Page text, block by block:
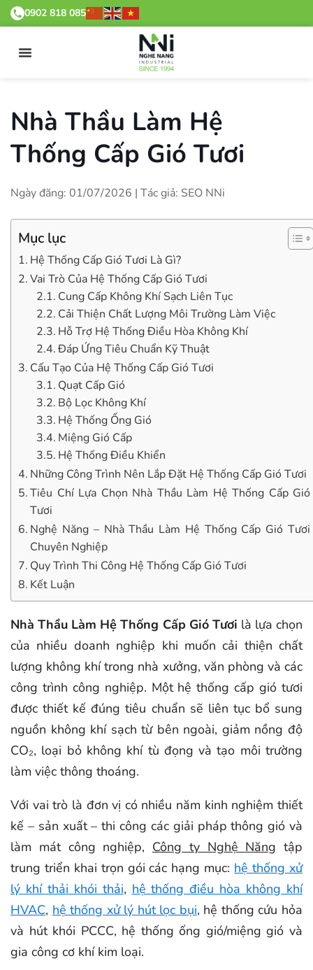
0902 818 085
Nhà Thầu Làm Hệ
Thống Cấp Gió Tươi
Ngày đăng: 01/07/2026 | Tác giả: SEO NNi
Mục lục
Hệ Thống Cấp Gió Tươi Là Gì?
Vai Trò Của Hệ Thống Cấp Gió Tươi
Cung Cấp Không Khí Sạch Liên Tục
Cải Thiện Chất Lượng Môi Trường Làm Việc
Hỗ Trợ Hệ Thống Điều Hòa Không Khí
Đáp Ứng Tiêu Chuẩn Kỹ Thuật
Cấu Tạo Của Hệ Thống Cấp Gió Tươi
Quạt Cấp Gió
Bộ Lọc Không Khí
Hệ Thống Ống Gió
Miệng Gió Cấp
Hệ Thống Điều Khiển
Những Công Trình Nên Lắp Đặt Hệ Thống Cấp Gió Tươi
Tiêu Chí Lựa Chọn Nhà Thầu Làm Hệ Thống Cấp Gió
Tươi
Nghệ Năng – Nhà Thầu Làm Hệ Thống Cấp Gió Tươi
Chuyên Nghiệp
Quy Trình Thi Công Hệ Thống Cấp Gió Tươi
Kết Luận
Nhà Thầu Làm Hệ Thống Cấp Gió Tươi là lựa chọn
của nhiều doanh nghiệp khi muốn cải thiện chất
lượng không khí trong nhà xưởng, văn phòng và các
công trình công nghiệp. Một hệ thống cấp gió tươi
được thiết kế đúng tiêu chuẩn sẽ liên tục bổ sung
nguồn không khí sạch từ bên ngoài, giảm nồng độ
CO₂, loại bỏ không khí tù đọng và tạo môi trường
làm việc thông thoáng.
Với vai trò là đơn vị có nhiều năm kinh nghiệm thiết
kế – sản xuất – thi công các giải pháp thông gió và
làm mát công nghiệp, Công ty Nghệ Năng tập
trung triển khai trọn gói các hạng mục: hệ thống xử
lý khí thải khói thải, hệ thống điều hòa không khí
HVAC, hệ thống xử lý hút lọc bụi, hệ thống cứu hỏa
và hút khói PCCC, hệ thống ống gió/miệng gió và
gia công cơ khí kim loại.